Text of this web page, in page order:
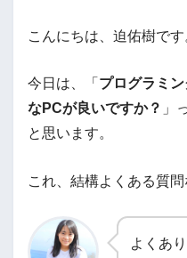
こんにちは、迫佑樹です
今日は、「 プログラミ
なPCが良いですか？ 」
と思います。
これ、結構よくある質問
よくあ